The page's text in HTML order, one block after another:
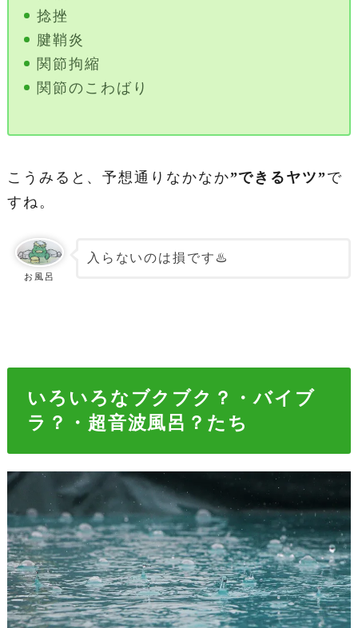
捻挫
腱鞘炎
関節拘縮
関節のこわばり
こうみると、予想通りなかなか”できるヤツ”で
すね。
お風呂
入らないのは損です♨️
いろいろなブクブク？・バイブ
ラ？・超音波風呂？たち